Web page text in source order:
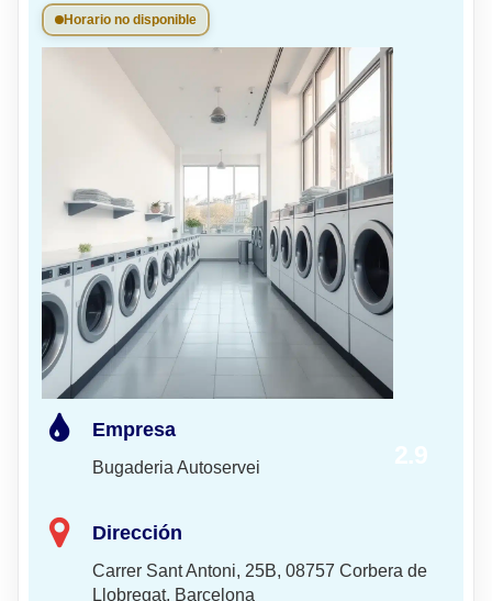
Horario no disponible
Empresa
Bugaderia Autoservei
Dirección
Carrer Sant Antoni, 25B, 08757 Corbera de
Llobregat, Barcelona